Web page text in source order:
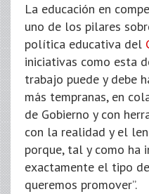
La educación en
uno de los pilares
política educativa del
iniciativas como esta
trabajo puede y debe
más tempranas, en
de Gobierno y con
con la realidad y el
porque, tal y como ha
exactamente el tipo
queremos promover”.